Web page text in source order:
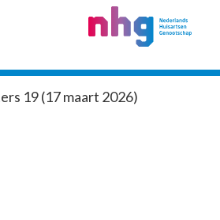
19 (17 maart 2026)